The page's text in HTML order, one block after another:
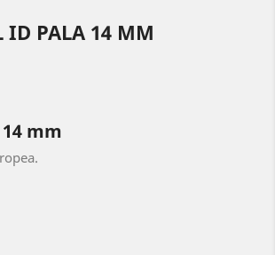
ID PALA 14 MM
mm